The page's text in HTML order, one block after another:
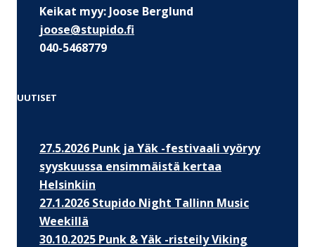
Keikat myy: Joose Berglund
joose@stupido.fi
040-5468779
UUTISET
27.5.2026 Punk ja Yäk -festivaali vyöryy
syyskuussa ensimmäistä kertaa
Helsinkiin
27.1.2026 Stupido Night Tallinn Music
Weekillä
30.10.2025 Punk & Yäk -risteily Viking